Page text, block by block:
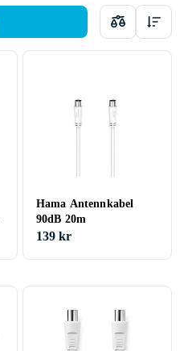
Hama Antennkabel
90dB 20m
139 kr